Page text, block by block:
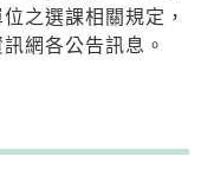
之選課相關規定，
網各公告訊息。